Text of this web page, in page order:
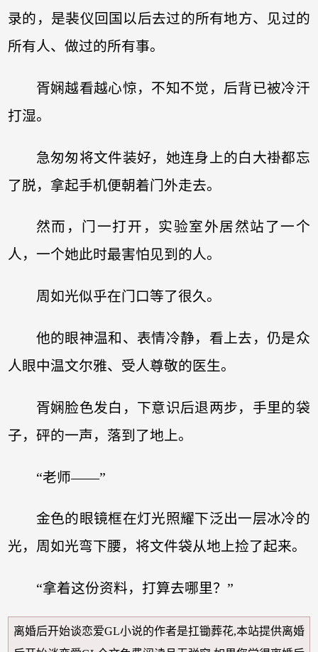
录的，是裴仪回国以后去过的所有地方、见过的
所有人、做过的所有事。
胥娴越看越心惊，不知不觉，后背已被冷汗
打湿。
急匆匆将文件装好，她连身上的白大褂都忘
了脱，拿起手机便朝着门外走去。
然而，门一打开，实验室外居然站了一个
人，一个她此时最害怕见到的人。
周如光似乎在门口等了很久。
他的眼神温和、表情冷静，看上去，仍是众
人眼中温文尔雅、受人尊敬的医生。
胥娴脸色发白，下意识后退两步，手里的袋
子，砰的一声，落到了地上。
“老师——”
金色的眼镜框在灯光照耀下泛出一层冰冷的
光，周如光弯下腰，将文件袋从地上捡了起来。
“拿着这份资料，打算去哪里？”
离婚后开始谈恋爱GL小说的作者是扛锄葬花,本站提供离婚